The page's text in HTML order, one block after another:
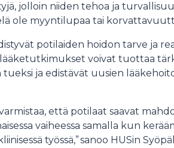
jolloin niiden tehoa ja
ole myyntilupaa tai
potilaiden hoidon tarve ja
voivat tuottaa
ja edistävät uusien
että potilaat saavat
vaiheessa samalla kun
työssä,” sanoo HUSin